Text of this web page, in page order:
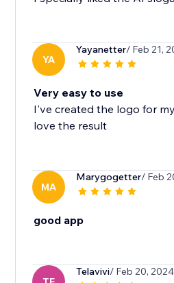
YA
Yayanetter/ Feb 21,
Very easy to use
I've created the logo for
love the result
MA
Marygogetter/ Feb
good app
Telavivi/ Feb 20, 2024